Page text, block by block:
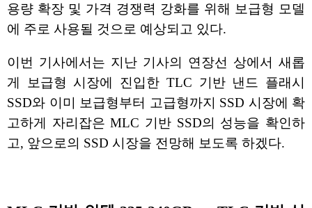
용량 확장 및 가격 경쟁력 강화를 위해 보급형 모델
에 주로 사용될 것으로 예상되고 있다.
이번 기사에서는 지난 기사의 연장선 상에서 새롭
게 보급형 시장에 진입한 TLC 기반 낸드 플래시
SSD와 이미 보급형부터 고급형까지 SSD 시장에 확
고하게 자리잡은 MLC 기반 SSD의 성능을 확인하
고, 앞으로의 SSD 시장을 전망해 보도록 하겠다.